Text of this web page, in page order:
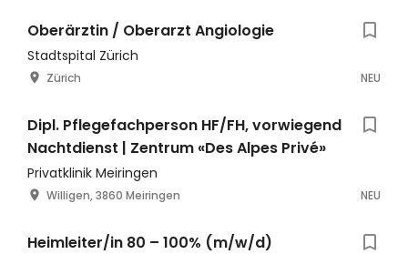
Oberärztin / Oberarzt Angiologie
Stadtspital Zürich
Zürich NEU
Dipl. Pflegefachperson HF/FH, vorwiegend
Nachtdienst | Zentrum «Des Alpes Privé»
Privatklinik Meiringen
Willigen, 3860 Meiringen NEU
Heimleiter/in 80 – 100% (m/w/d)